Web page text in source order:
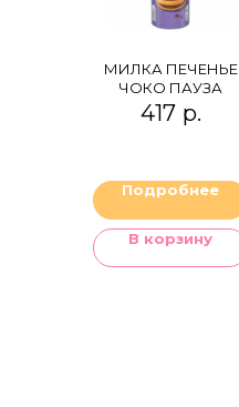
МИЛКА ПЕЧЕНЬЕ
ЧОКО ПАУЗА
417 р.
Подробнее
В корзину